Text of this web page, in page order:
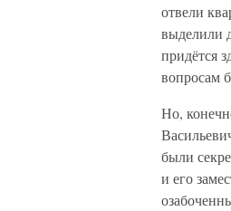
отвели
выделили
придётся
вопросам
Но,
были
и его